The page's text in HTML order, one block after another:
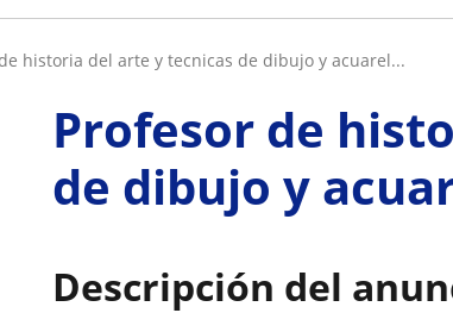
de historia del arte y tecnicas de dibujo y acuarel...
Profesor de
de dibujo y
Descripción del